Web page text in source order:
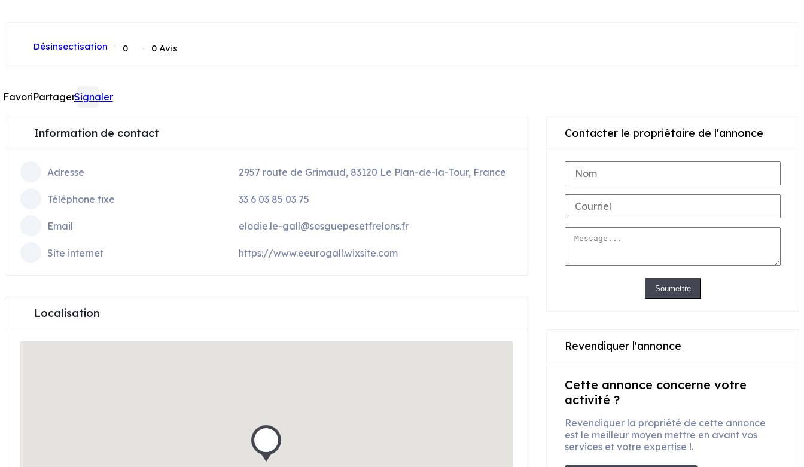
Désinsectisation 0 0 Avis
FavoriPartagerSignaler
Information de contact
Adresse 2957 route de Grimaud, 83120 Le Plan-de-la-Tour, France
Téléphone fixe 33 6 03 85 03 75
Email elodie.le-gall@sosguepesetfrelons.fr
Site internet https://www.eeurogall.wixsite.com
Localisation
Contacter le propriétaire de l'annonce
Soumettre
Revendiquer l'annonce
Cette annonce concerne votre
activité ?
Revendiquer la propriété de cette annonce
est le meilleur moyen mettre en avant vos
services et votre expertise !.